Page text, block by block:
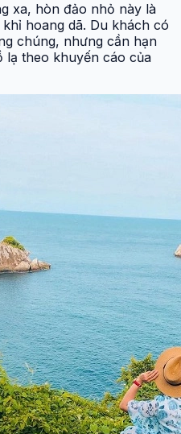
xa, hòn đảo nhỏ này là
hoang dã. Du khách có
chúng, nhưng cần hạn
lạ theo khuyến cáo của